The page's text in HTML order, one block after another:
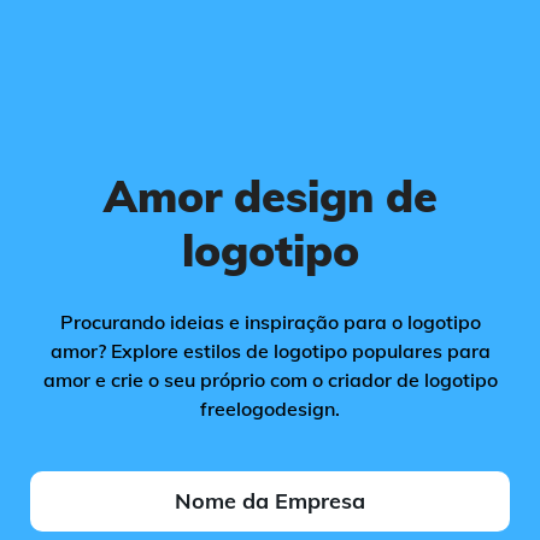
Amor design de
logotipo
Procurando ideias e inspiração para o logotipo
amor? Explore estilos de logotipo populares para
amor e crie o seu próprio com o criador de logotipo
freelogodesign.